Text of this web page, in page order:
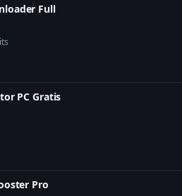
Full
PC Gratis
Pro